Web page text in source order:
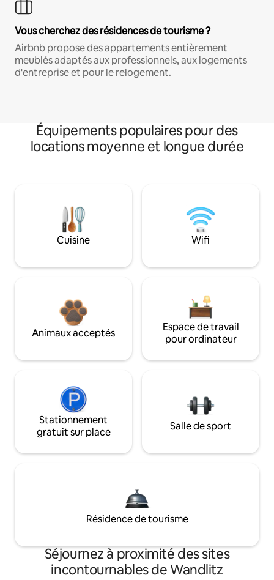
Vous cherchez des résidences de tourisme ?
Airbnb propose des appartements entièrement
meublés adaptés aux professionnels, aux logements
d'entreprise et pour le relogement.
Équipements populaires pour des
locations moyenne et longue durée
Cuisine Wifi
Animaux acceptés
Espace de travail
pour ordinateur
Stationnement
gratuit sur place
Salle de sport
Résidence de tourisme
Séjournez à proximité des sites
incontournables de Wandlitz